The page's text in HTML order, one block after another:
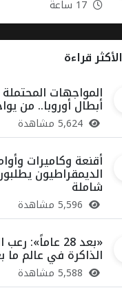
الأكثر قراءة
المواجهات
أبطال أوروبا.. من
أقنعة وكاميرات
الديمقراطيون
شاملة
«بعد 28 عاماً»:
الذاكرة في عالم ما